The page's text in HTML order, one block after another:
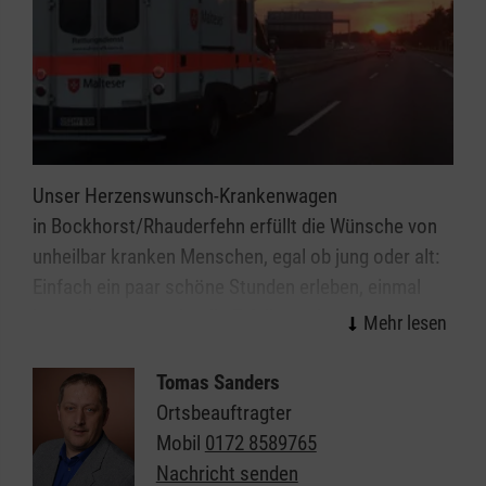
Unser Herzenswunsch-Krankenwagen
in Bockhorst/Rhauderfehn erfüllt die Wünsche von
unheilbar kranken Menschen, egal ob jung oder alt:
herauskommen oder die Erfüllung einer besonderen
Speziell geschulte Ehrenamtliche aus dem
medizinischen Bereich stehen den Kindern,
Jugendlichen und Erwachsenen mit einer oft
Tomas Sanders
Ortsbeauftragter
Mobil 0172 8589765
Nachricht senden